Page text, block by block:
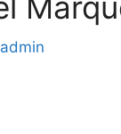
admin